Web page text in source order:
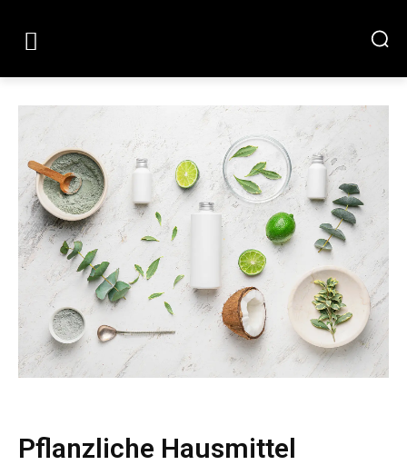
Pflanzliche Hausmittel